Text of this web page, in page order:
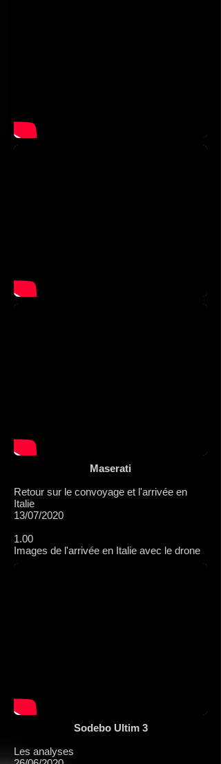
Maserati
Retour sur le convoyage et l'arrivée en
Italie
13/07/2020
1.00
Images de l'arrivée en Italie avec le drone
Sodebo Ultim 3
Les analyses